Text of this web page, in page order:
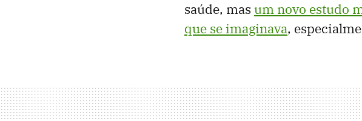
saúde, mas um novo estudo
que se imaginava,